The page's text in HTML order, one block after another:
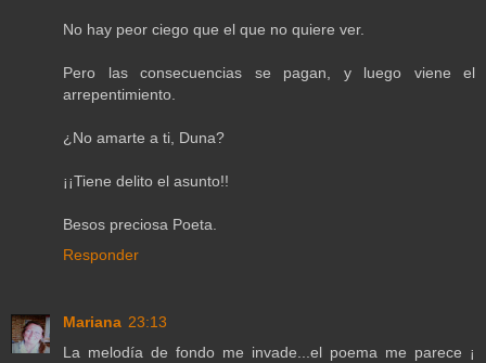
No hay peor ciego que el que no quiere ver.
Pero las consecuencias se pagan, y luego viene el
arrepentimiento.
¿No amarte a ti, Duna?
¡¡Tiene delito el asunto!!
Besos preciosa Poeta.
Responder
Mariana 23:13
La melodía de fondo me invade...el poema me parece ¡